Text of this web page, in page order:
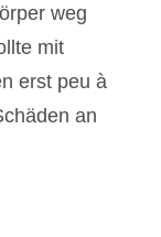
weg
mit
erst peu à
an